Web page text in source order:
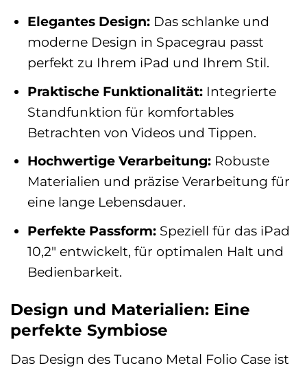
Elegantes Design: Das schlanke und
moderne Design in Spacegrau passt
perfekt zu Ihrem iPad und Ihrem Stil.
Praktische Funktionalität: Integrierte
Standfunktion für komfortables
Betrachten von Videos und Tippen.
Hochwertige Verarbeitung: Robuste
Materialien und präzise Verarbeitung für
eine lange Lebensdauer.
Perfekte Passform: Speziell für das iPad
10,2″ entwickelt, für optimalen Halt und
Bedienbarkeit.
Design und Materialien: Eine
perfekte Symbiose
Das Design des Tucano Metal Folio Case ist